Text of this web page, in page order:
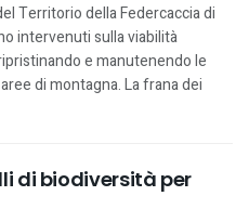
Territorio della Federcaccia di
intervenuti sulla viabilità
e manutenendo le
di montagna. La frana dei
di biodiversità per